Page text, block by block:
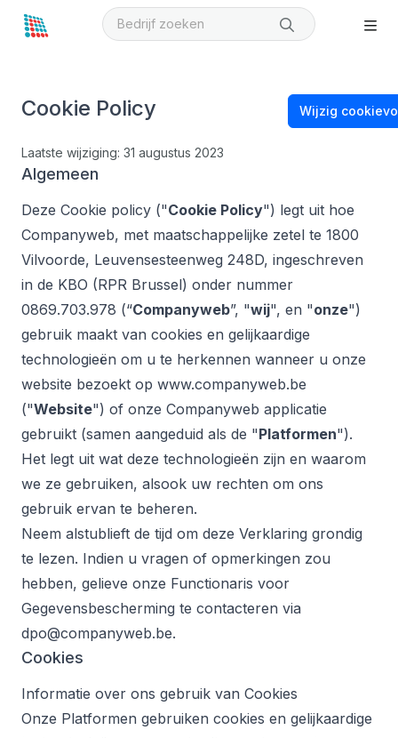
Cookie Policy Wijzig
Laatste wijziging: 31 augustus 2023
Algemeen
Deze Cookie policy ("Cookie Policy") legt uit hoe
Companyweb, met maatschappelijke zetel te 1800
Vilvoorde, Leuvensesteenweg 248D, ingeschreven
in de KBO (RPR Brussel) onder nummer
0869.703.978 (“Companyweb”, "wij", en "onze")
gebruik maakt van cookies en gelijkaardige
technologieën om u te herkennen wanneer u onze
website bezoekt op www.companyweb.be
("Website") of onze Companyweb applicatie
gebruikt (samen aangeduid als de "Platformen").
Het legt uit wat deze technologieën zijn en waarom
we ze gebruiken, alsook uw rechten om ons
gebruik ervan te beheren.
Neem alstublieft de tijd om deze Verklaring grondig
te lezen. Indien u vragen of opmerkingen zou
hebben, gelieve onze Functionaris voor
Gegevensbescherming te contacteren via
dpo@companyweb.be.
Cookies
Informatie over ons gebruik van Cookies
Onze Platformen gebruiken cookies en gelijkaardige